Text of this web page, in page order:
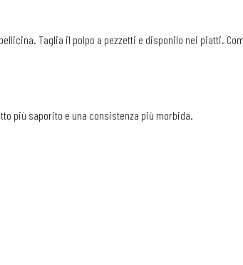
Taglia il polpo a pezzetti e disponilo nei piatti.
più saporito e una consistenza più morbida.